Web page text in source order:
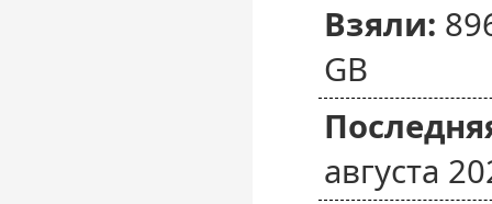
Взяли:
GB
августа